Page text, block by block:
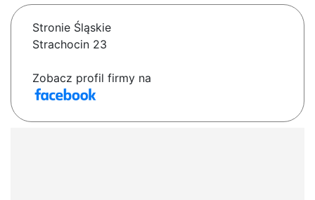
Stronie Śląskie
Strachocin 23
Zobacz profil firmy na